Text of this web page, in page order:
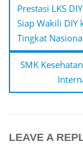
Prestasi LKS
Siap Wakili DIY
Tingkat
SMK
LEAVE A